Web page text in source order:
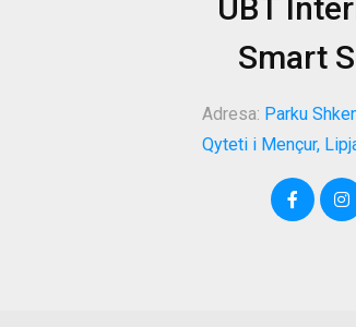
UBT
Smart
Adresa: Parku
Qyteti i Mençur,